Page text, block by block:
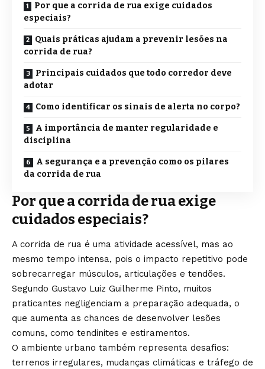
Por que a corrida de rua exige cuidados
especiais?
Quais práticas ajudam a prevenir lesões na
corrida de rua?
Principais cuidados que todo corredor deve
adotar
Como identificar os sinais de alerta no corpo?
A importância de manter regularidade e
disciplina
A segurança e a prevenção como os pilares
da corrida de rua
Por que a corrida de rua exige
cuidados especiais?
A corrida de rua é uma atividade acessível, mas ao
mesmo tempo intensa, pois o impacto repetitivo pode
sobrecarregar músculos, articulações e tendões.
Segundo Gustavo Luiz Guilherme Pinto, muitos
praticantes negligenciam a preparação adequada, o
que aumenta as chances de desenvolver lesões
comuns, como tendinites e estiramentos.
O ambiente urbano também representa desafios:
terrenos irregulares, mudanças climáticas e tráfego de